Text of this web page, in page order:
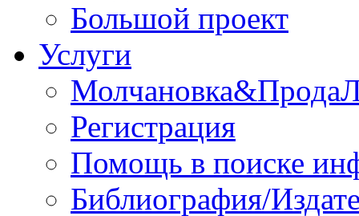
Большой проект
Услуги
Регистрация
Помощь в поиске
Библиография/